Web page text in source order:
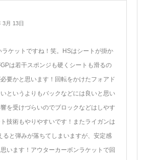
3月 13日
ラケットですね！笑。HSはシートが掛か
は若干スポンジも硬くシートも滑るの
要かと思います！回転をかけたフォアド
というよりもバックなどには良いと思い
を受けづらいのでブロックなどはしやす
技術もやりやすいです！またライガンは
ると弾みが落ちてしまいますが、安定感
います！アウターカーボンラケットで回